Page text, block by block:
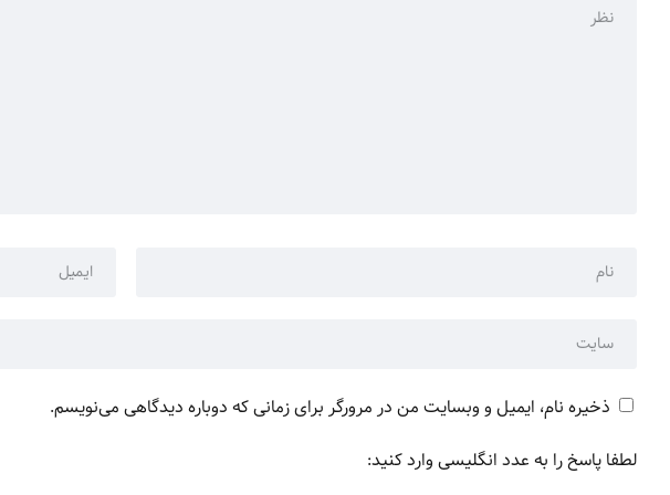
ذخیره نام، ایمیل و وبسایت من در مرورگر برای زمانی که دوباره دیدگاهی می‌نویسم.
لطفا پاسخ را به عدد انگلیسی وارد کنید: